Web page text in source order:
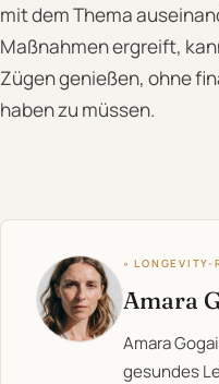
mit dem Thema
Maßnahmen ergreift,
Zügen genießen, ohne
haben zu müssen.
◦ LONGEVITY-
Amara
Amara
gesundes